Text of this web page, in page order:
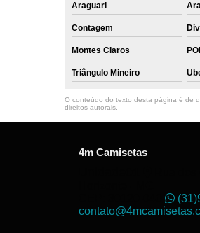
Araguari
Contagem
Montes Claros
Triângulo Mineiro
O conteúdo do texto desta página é de
direitos autorais
4m Camisetas